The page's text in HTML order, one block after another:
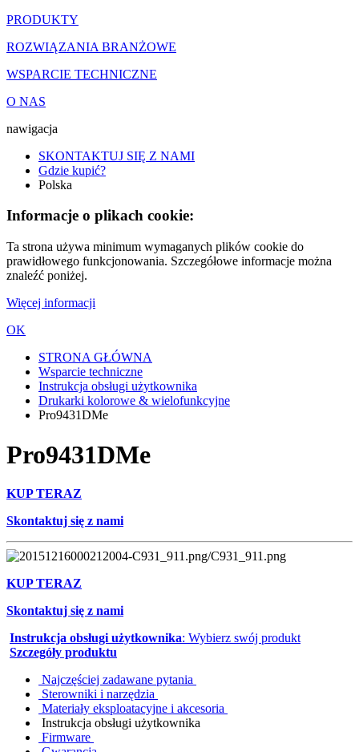
PRODUKTY
ROZWIĄZANIA BRANŻOWE
WSPARCIE TECHNICZNE
O NAS
nawigacja
SKONTAKTUJ SIĘ Z NAMI
Gdzie kupić?
Polska
Informacje o plikach cookie:
Ta strona używa minimum wymaganych plików cookie do
prawidłowego funkcjonowania. Szczegółowe informacje można
znaleźć poniżej.
Więcej informacji
OK
STRONA GŁÓWNA
Wsparcie techniczne
Instrukcja obsługi użytkownika
Drukarki kolorowe & wielofunkcyjne
Pro9431DMe
Pro9431DMe
KUP TERAZ
Skontaktuj się z nami
KUP TERAZ
Skontaktuj się z nami
Instrukcja obsługi użytkownika: Wybierz swój produkt
Szczegóły produktu
Najczęściej zadawane pytania
Sterowniki i narzędzia
Materiały eksploatacyjne i akcesoria
Instrukcja obsługi użytkownika
Firmware